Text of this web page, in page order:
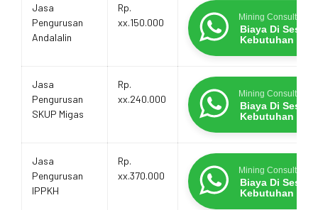
Jasa
Pengurusan
Andalalin
Rp.
xx.150.000
Mining Consultants
Biaya Di
Kebutuhan
Jasa
Pengurusan
SKUP Migas
Rp.
xx.240.000
Mining Consultants
Biaya Di
Kebutuhan
Jasa
Pengurusan
IPPKH
Rp.
xx.370.000
Mining Consultants
Biaya Di
Kebutuhan